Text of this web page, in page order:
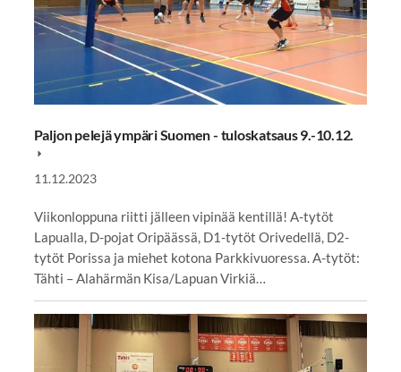
Paljon pelejä ympäri Suomen - tuloskatsaus 9.-10.12.
11.12.2023
Viikonloppuna riitti jälleen vipinää kentillä! A-tytöt
Lapualla, D-pojat Oripäässä, D1-tytöt Orivedellä, D2-
tytöt Porissa ja miehet kotona Parkkivuoressa. A-tytöt:
Tähti – Alahärmän Kisa/Lapuan Virkiä…